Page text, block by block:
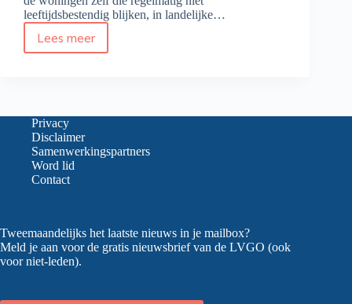
leeftijdsbestendig blijken, in landelijke…
Lees meer
Verschil
land
wonen
55-
plus
Privacy
Disclaimer
Samenwerkingspartners
Word lid
Contact
Tweemaandelijks het laatste nieuws in je mailbox?
Meld je aan voor de gratis nieuwsbrief van de LVGO (ook
voor niet-leden).